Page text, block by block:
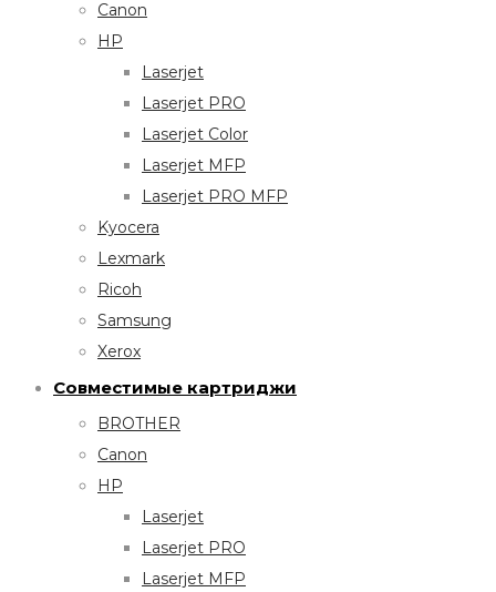
Canon
HP
Laserjet
Laserjet PRO
Laserjet Color
Laserjet MFP
Laserjet PRO MFP
Kyocera
Lexmark
Ricoh
Samsung
Xerox
Совместимые картриджи
BROTHER
Canon
HP
Laserjet
Laserjet PRO
Laserjet MFP